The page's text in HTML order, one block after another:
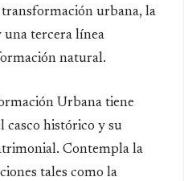
urbana, la
tercera línea
natural.
Urbana tiene
casco histórico y su
Contempla la
tales como la